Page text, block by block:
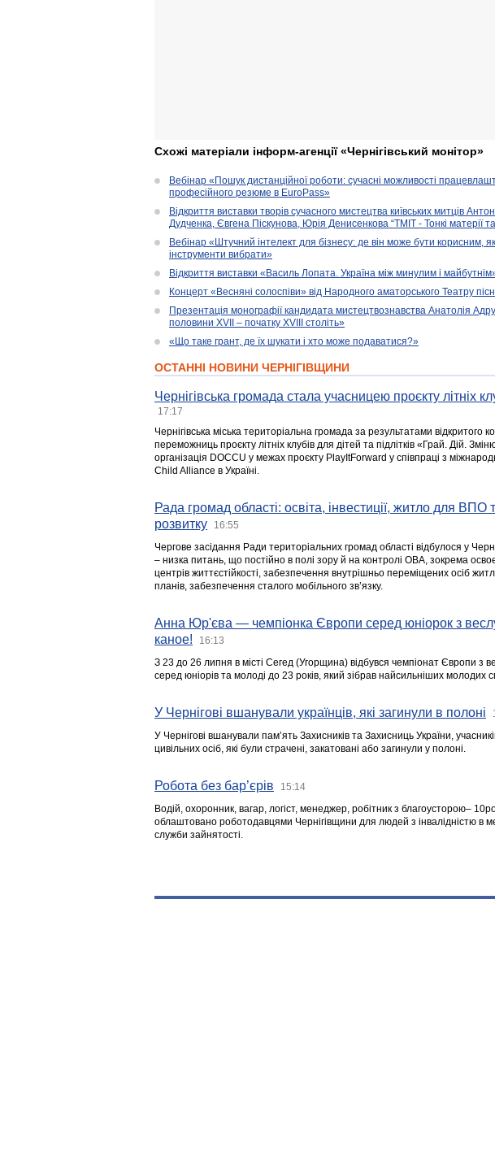
Схожі матеріали інформ-агенції «Чернігівський монітор»
Вебінар «Пошук дистанційної роботи: сучасні можливості
професійного резюме в EuroPass»
Відкриття виставки творів сучасного мистецтва київських митців
Дудченка, Євгена Піскунова, Юрія Денисенкова “ТМІТ - Тонкі матерії та
Вебінар «Штучний інтелект для бізнесу: де він може бути корисним,
інструменти вибрати»
Відкриття виставки «Василь Лопата. Україна між минулим і
Концерт «Весняні солоспіви» від Народного аматорського Театру
Презентація монографії кандидата мистецтвознавства Анатолія
половини XVII – початку XVIII століть»
«Що таке грант, де їх шукати і хто може подаватися?»
ОСТАННІ НОВИНИ ЧЕРНІГІВЩИНИ
Чернігівська громада стала учасницею проєкту літніх
17:17
Чернігівська міська територіальна громада за результатами відкритого
переможниць проєкту літніх клубів для дітей та підлітків «Грай. Дій.
організація DOCCU у межах проєкту PlayItForward у співпраці з
Child Alliance в Україні.
Рада громад області: освіта, інвестиції, житло для ВПО
розвитку
16:55
Чергове засідання Ради територіальних громад області відбулося у
– низка питань, що постійно в полі зору й на контролі ОВА, зокрема
центрів життєстійкості, забезпечення внутрішньо переміщених осіб
планів, забезпечення сталого мобільного зв’язку.
Анна Юр'єва — чемпіонка Європи серед юніорок з
каное!
16:13
З 23 до 26 липня в місті Сегед (Угорщина) відбувся чемпіонат Європи з
серед юніорів та молоді до 23 років, який зібрав найсильніших молодих
У Чернігові вшанували українців, які загинули в полоні
У Чернігові вшанували пам’ять Захисників та Захисниць України,
цивільних осіб, які були страчені, закатовані або загинули у полоні.
Робота без бар’єрів 15:14
Водій, охоронник, вагар, логіст, менеджер, робітник з благоусторою–
облаштовано роботодавцями Чернігівщини для людей з інвалідністю в
служби зайнятості.